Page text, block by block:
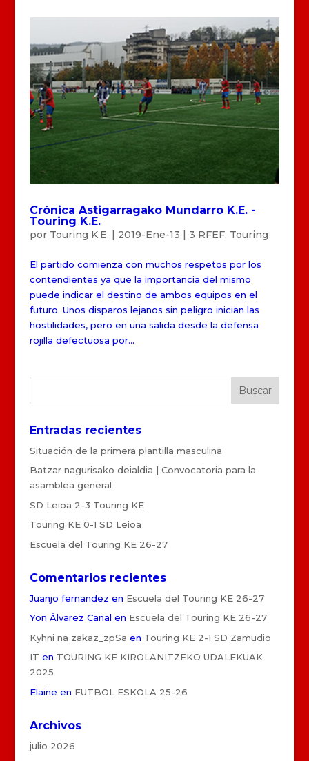
Crónica Astigarragako Mundarro K.E. -
Touring K.E.
por Touring K.E. | 2019-Ene-13 | 3 RFEF, Touring
El partido comienza con muchos respetos por los
contendientes ya que la importancia del mismo
puede indicar el destino de ambos equipos en el
futuro. Unos disparos lejanos sin peligro inician las
hostilidades, pero en una salida desde la defensa
rojilla defectuosa por...
Entradas recientes
Situación de la primera plantilla masculina
Batzar nagurisako deialdia | Convocatoria para la
asamblea general
SD Leioa 2-3 Touring KE
Touring KE 0-1 SD Leioa
Escuela del Touring KE 26-27
Comentarios recientes
Juanjo fernandez en Escuela del Touring KE 26-27
Yon Álvarez Canal en Escuela del Touring KE 26-27
Kyhni na zakaz_zpSa en Touring KE 2-1 SD Zamudio
IT en TOURING KE KIROLANITZEKO UDALEKUAK
2025
Elaine en FUTBOL ESKOLA 25-26
Archivos
julio 2026